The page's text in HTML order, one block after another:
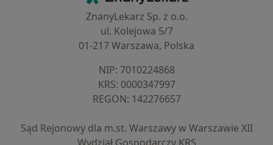
ZnanyLekarz Sp. z o.o.
ul. Kolejowa 5/7
01-217 Warszawa, Polska
NIP: ⁠7010224868
KRS: ⁠0000347997
REGON: ⁠142276657
Sąd Rejonowy dla m.st. Warszawy w Warszawie XII